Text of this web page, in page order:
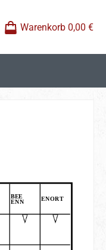
Warenkorb 0,00 €